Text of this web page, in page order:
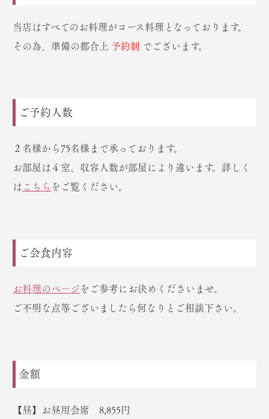
当店はすべてのお料理がコース料理となっております。
その為、準備の都合上 予約制 でございます。
ご予約人数
２名様から75名様まで承っております。
お部屋は４室、収容人数が部屋により違います。詳しく
はこちらをご覧ください。
ご会食内容
お料理のページをご参考にお決めくださいませ。
ご不明な点等ございましたら何なりとご相談下さい。
金額
【昼】お昼用会席 8,855円